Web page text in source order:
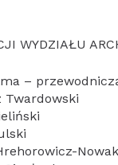
WYDZIAŁU
–
Twardowski
Nowak